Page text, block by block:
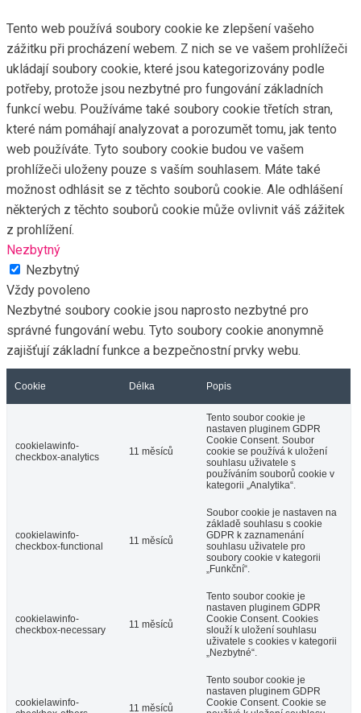
Tento web používá soubory cookie ke zlepšení vašeho
zážitku při procházení webem. Z nich se ve vašem prohlížeči
ukládají soubory cookie, které jsou kategorizovány podle
potřeby, protože jsou nezbytné pro fungování základních
funkcí webu. Používáme také soubory cookie třetích stran,
které nám pomáhají analyzovat a porozumět tomu, jak tento
web používáte. Tyto soubory cookie budou ve vašem
prohlížeči uloženy pouze s vaším souhlasem. Máte také
možnost odhlásit se z těchto souborů cookie. Ale odhlášení
některých z těchto souborů cookie může ovlivnit váš zážitek
z prohlížení.
Nezbytný
Nezbytný
Vždy povoleno
Nezbytné soubory cookie jsou naprosto nezbytné pro
správné fungování webu. Tyto soubory cookie anonymně
zajišťují základní funkce a bezpečnostní prvky webu.
Cookie Délka Popis
cookielawinfo-
checkbox-analytics
11 měsíců
Tento soubor cookie je
nastaven pluginem GDPR
Cookie Consent. Soubor
cookie se používá k uložení
souhlasu uživatele s
používáním souborů cookie v
kategorii „Analytika“.
cookielawinfo-
checkbox-functional
11 měsíců
Soubor cookie je nastaven na
základě souhlasu s cookie
GDPR k zaznamenání
souhlasu uživatele pro
soubory cookie v kategorii
„Funkční“.
cookielawinfo-
checkbox-necessary
11 měsíců
Tento soubor cookie je
nastaven pluginem GDPR
Cookie Consent. Cookies
slouží k uložení souhlasu
uživatele s cookies v kategorii
„Nezbytné“.
cookielawinfo-
11 měsíců
Tento soubor cookie je
nastaven pluginem GDPR
Cookie Consent. Cookie se